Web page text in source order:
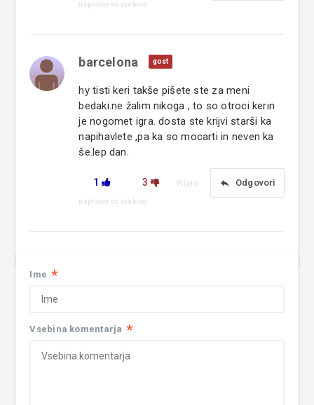
neprimerno vsebino
barcelona gost
hy tisti keri takše pišete ste za meni
bedaki.ne žalim nikoga , to so otroci kerin
je nogomet igra. dosta ste krijvi starši ka
napihavlete ,pa ka so mocarti in neven ka
še.lep dan.
1 3 reply Odgovori
Prijavi
neprimerno vsebino
Ime *
Vsebina komentarja *